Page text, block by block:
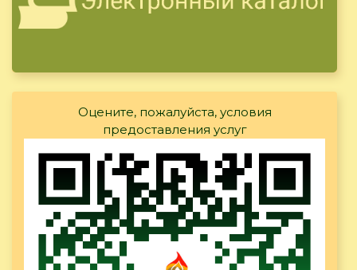
Оцените, пожалуйста, условия
предоставления услуг